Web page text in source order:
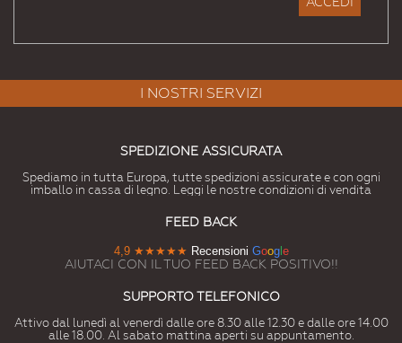
I NOSTRI SERVIZI
SPEDIZIONE ASSICURATA
Spediamo in tutta Europa, tutte spedizioni assicurate e con ogni
imballo in cassa di legno. Leggi le nostre condizioni di vendita
FEED BACK
4,9 ★★★★★ Recensioni Googl e
AIUTACI CON IL TUO FEED BACK POSITIVO!!
SUPPORTO TELEFONICO
Attivo dal lunedì al venerdì dalle ore 8.30 alle 12.30 e dalle ore 14.00
alle 18.00. Al sabato mattina aperti su appuntamento.